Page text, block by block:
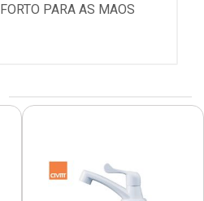
PARA AS MAOS